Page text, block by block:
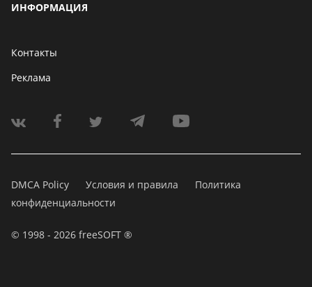
ИНФОРМАЦИЯ
Контакты
Реклама
DMCA Policy Условия и правила
Политика
конфиденциальности
© 1998 - 2026 freeSOFT ®